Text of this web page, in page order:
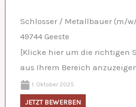
Schlosser / Metallbauer (m/
49744 Geeste
[Klicke hier um die richtigen
aus Ihrem Bereich
1. Oktober 2025
JETZT BEWERBEN